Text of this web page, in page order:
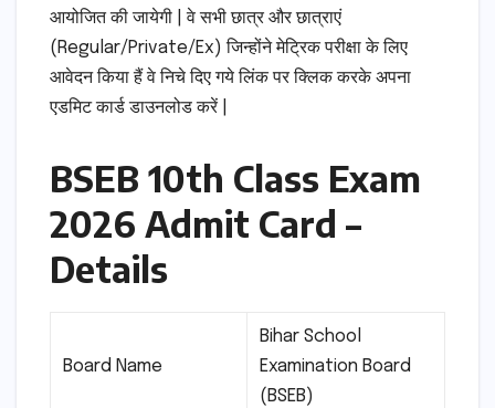
आयोजित की जायेगी | वे सभी छात्र और छात्राएं
(Regular/Private/Ex) जिन्होंने मेट्रिक परीक्षा के लिए
आवेदन किया हैं वे निचे दिए गये लिंक पर क्लिक करके अपना
एडमिट कार्ड डाउनलोड करें |
BSEB 10th Class Exam
2026 Admit Card –
Details
Board Name
Bihar School
Examination Board
(BSEB)